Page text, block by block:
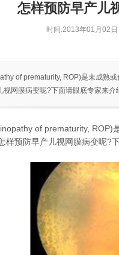
怎样预防早产儿
时间:2013年01月02日
of prematurity, ROP)是未成熟
网膜病变呢?下面请眼底专家来介
of prematurity, ROP)
样预防早产儿视网膜病变呢?